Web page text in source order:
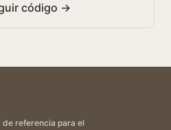
código →
referencia para el